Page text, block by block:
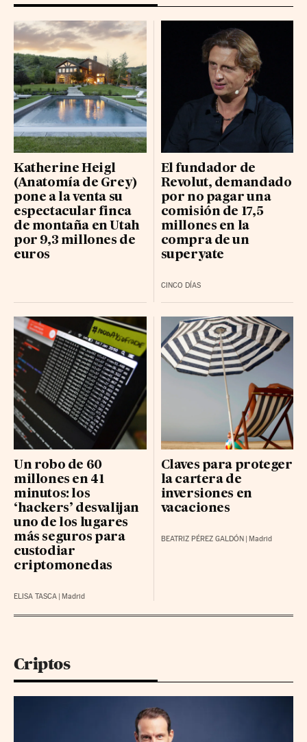
Katherine Heigl
(Anatomía de Grey)
pone a la venta su
espectacular finca
de montaña en Utah
por 9,3 millones de
euros
El fundador de
Revolut, demandado
por no pagar una
comisión de 17,5
millones en la
compra de un
superyate
CINCO DÍAS
Un robo de 60
millones en 41
minutos: los
‘hackers’ desvalijan
uno de los lugares
más seguros para
custodiar
criptomonedas
ELISA TASCA | Madrid
Claves para proteger
la cartera de
inversiones en
vacaciones
BEATRIZ PÉREZ GALDÓN | Madrid
Criptos